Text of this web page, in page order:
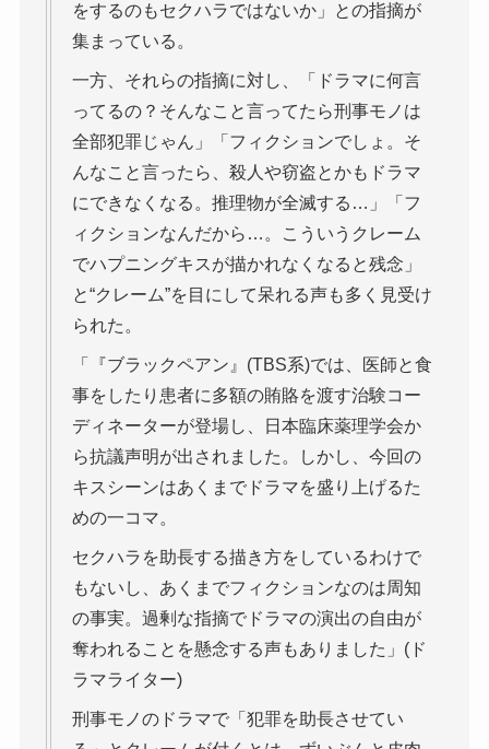
をするのもセクハラではないか」との指摘が
集まっている。
一方、それらの指摘に対し、「ドラマに何言
ってるの？そんなこと言ってたら刑事モノは
全部犯罪じゃん」「フィクションでしょ。そ
んなこと言ったら、殺人や窃盗とかもドラマ
にできなくなる。推理物が全滅する…」「フ
ィクションなんだから…。こういうクレーム
でハプニングキスが描かれなくなると残念」
と“クレーム”を目にして呆れる声も多く見受け
られた。
「『ブラックペアン』(TBS系)では、医師と食
事をしたり患者に多額の賄賂を渡す治験コー
ディネーターが登場し、日本臨床薬理学会か
ら抗議声明が出されました。しかし、今回の
キスシーンはあくまでドラマを盛り上げるた
めの一コマ。
セクハラを助長する描き方をしているわけで
もないし、あくまでフィクションなのは周知
の事実。過剰な指摘でドラマの演出の自由が
奪われることを懸念する声もありました」(ド
ラマライター)
刑事モノのドラマで「犯罪を助長させてい